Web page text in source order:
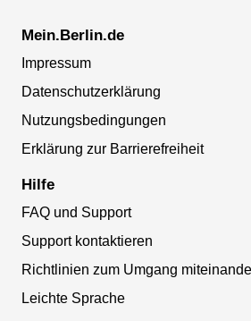
Mein.Berlin.de
Impressum
Datenschutzerklärung
Nutzungsbedingungen
Erklärung zur Barrierefreiheit
Hilfe
FAQ und Support
Support kontaktieren
Richtlinien zum Umgang
Leichte Sprache